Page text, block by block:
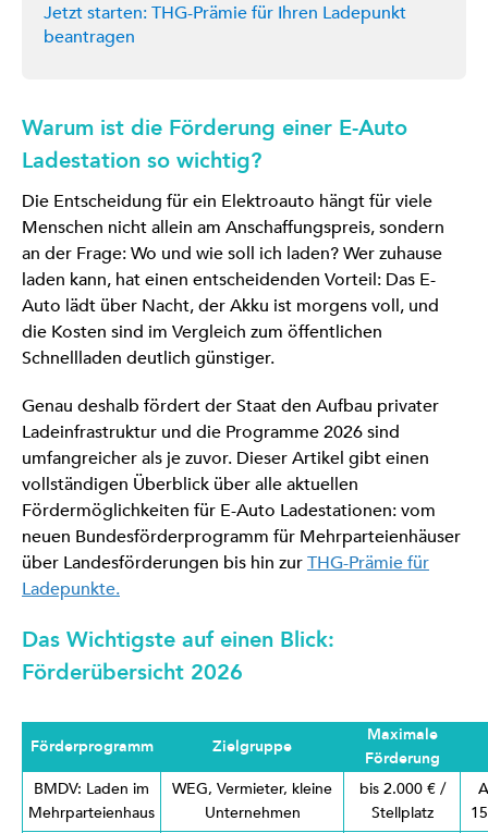
Jetzt starten: THG-Prämie für Ihren Ladepunkt
beantragen
Warum ist die Förderung einer E-Auto
Ladestation so wichtig?
Die Entscheidung für ein Elektroauto hängt für viele
Menschen nicht allein am Anschaffungspreis, sondern
an der Frage: Wo und wie soll ich laden? Wer zuhause
laden kann, hat einen entscheidenden Vorteil: Das E-
Auto lädt über Nacht, der Akku ist morgens voll, und
die Kosten sind im Vergleich zum öffentlichen
Schnellladen deutlich günstiger.
Genau deshalb fördert der Staat den Aufbau privater
Ladeinfrastruktur und die Programme 2026 sind
umfangreicher als je zuvor. Dieser Artikel gibt einen
vollständigen Überblick über alle aktuellen
Fördermöglichkeiten für E-Auto Ladestationen: vom
neuen Bundesförderprogramm für Mehrparteienhäuser
über Landesförderungen bis hin zurTHG-Prämie für
Ladepunkte.
Das Wichtigste auf einen Blick:
Förderübersicht 2026
Förderprogramm Zielgruppe
Maximale
Förderung
BMDV: Laden im
Mehrparteienhaus
WEG, Vermieter, kleine
Unternehmen
bis 2.000 € /
Stellplatz